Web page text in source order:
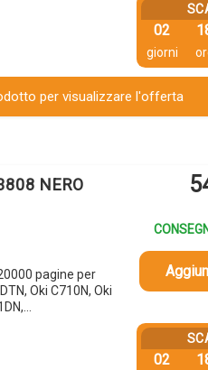
02
giorni
per visualizzare l'offerta
NERO
pagine per
Oki C710N, Oki
02